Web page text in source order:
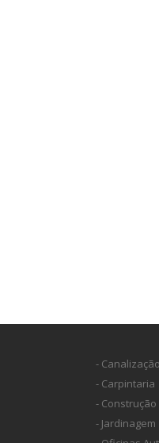
- Canalização
- Carpintaria
- Construção
- Jardinagem